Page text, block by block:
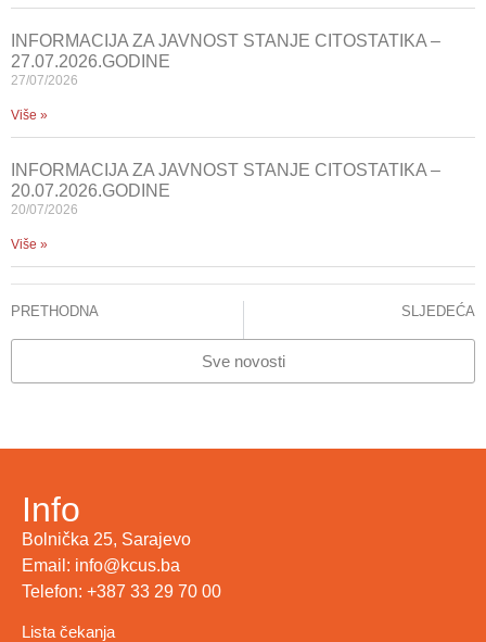
INFORMACIJA ZA JAVNOST STANJE CITOSTATIKA –
27.07.2026.GODINE
27/07/2026
Više »
INFORMACIJA ZA JAVNOST STANJE CITOSTATIKA –
20.07.2026.GODINE
20/07/2026
Više »
PRETHODNA SLJEDEĆA
Sve novosti
Info
Bolnička 25, Sarajevo
Email: info@kcus.ba
Telefon: +387 33 29 70 00
Lista čekanja